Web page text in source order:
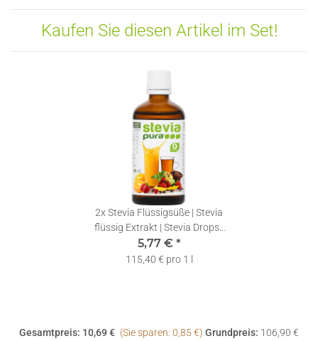
Kaufen Sie diesen Artikel im Set!
2xStevia Flüssigsüße | Stevia
flüssig Extrakt | Stevia Drops |
50ml
5,77 € *
115,40 € pro 1 l
Gesamtpreis: 10,69 € (Sie sparen: 0,85 €) Grundpreis: 106,90 €